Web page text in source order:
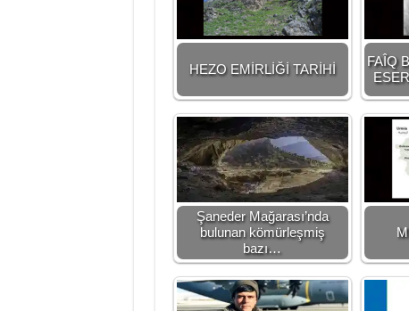
HEZO EMİRLİĞİ TARİHİ
FAÎQ
Şaneder Mağarası’nda
bulunan kömürleşmiş
bazı…